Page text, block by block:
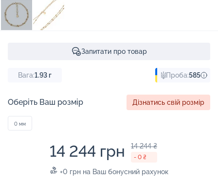
Запитати про товар
Вага:1.93 г Проба:585
Оберіть Ваш розмір Дізнатись свій розмір
0 мм
14 244 грн 14 244 ₴
- 0 ₴
+0 грн на Ваш бонусний рахунок